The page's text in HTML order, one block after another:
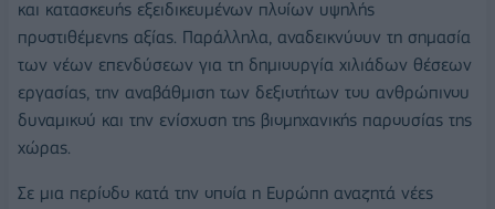
και κατασκευής εξειδικευμένων πλοίων υψηλής
προστιθέμενης αξίας. Παράλληλα, αναδεικνύουν τη σημασία
των νέων επενδύσεων για τη δημιουργία χιλιάδων θέσεων
εργασίας, την αναβάθμιση των δεξιοτήτων του ανθρώπινου
δυναμικού και την ενίσχυση της βιομηχανικής παρουσίας της
χώρας.
Σε μια περίοδο κατά την οποία η Ευρώπη αναζητά νέες